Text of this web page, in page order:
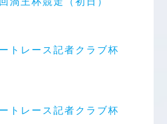
トレース記者クラブ杯
トレース記者クラブ杯